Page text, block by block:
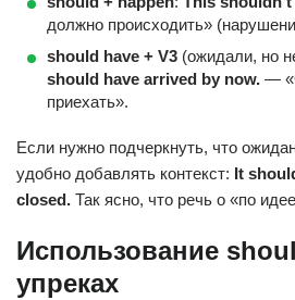
должно происходить»
should have + V3 (ожидали, но
should have arrived by now. —
приехать».
Если нужно подчеркнуть, что
удобно добавлять контекст: It
closed. Так ясно, что речь о «по
Использование
упреках